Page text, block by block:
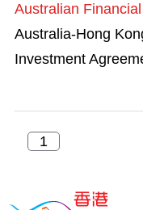
Australian
Australia-Hong
Investment